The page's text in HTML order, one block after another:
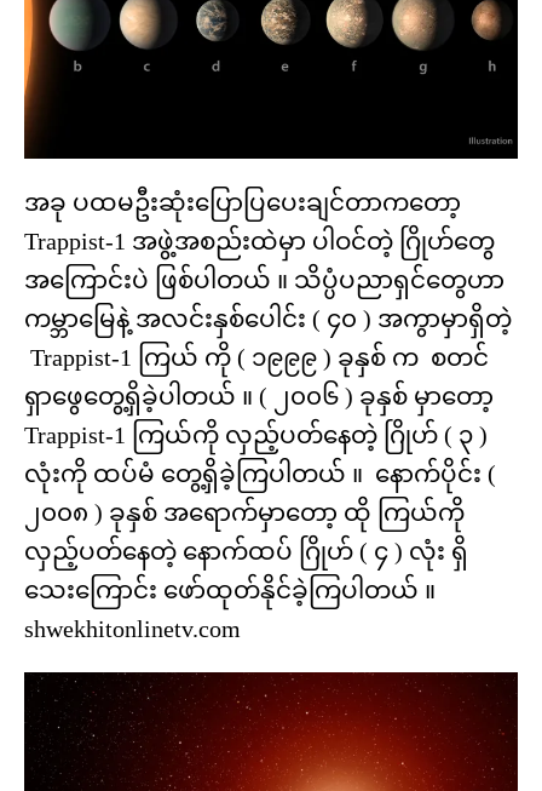
အခု ပထမဦးဆုံးပြောပြပေးချင်တာကတော့
Trappist-1 အဖွဲ့အစည်းထဲမှာ ပါဝင်တဲ့ ဂြိုဟ်တွေ
အကြောင်းပဲ ဖြစ်ပါတယ် ။ သိပ္ပံပညာရှင်တွေဟာ
ကမ္ဘာမြေနဲ့ အလင်းနှစ်ပေါင်း ( ၄၀ ) အကွာမှာရှိတဲ့
Trappist-1 ကြယ် ကို ( ၁၉၉၉ ) ခုနှစ် က စတင်
ရှာဖွေတွေ့ရှိခဲ့ပါတယ် ။ ( ၂၀၀၆ ) ခုနှစ် မှာတော့
Trappist-1 ကြယ်ကို လှည့်ပတ်နေတဲ့ ဂြိုဟ် ( ၃ )
လုံးကို ထပ်မံ တွေ့ရှိခဲ့ကြပါတယ် ။ နောက်ပိုင်း (
၂၀၀၈ ) ခုနှစ် အရောက်မှာတော့ ထို ကြယ်ကို
လှည့်ပတ်နေတဲ့ နောက်ထပ် ဂြိုဟ် ( ၄ ) လုံး ရှိ
သေးကြောင်း ဖော်ထုတ်နိုင်ခဲ့ကြပါတယ် ။
shwekhitonlinetv.com